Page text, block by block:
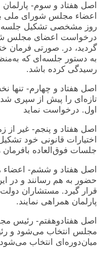
اصل هفتاد و سوم-
اعضاء مجلس شورای ملی
روز مشخصی تشکیل جلسه
درخواست اعضای مجلس
گردید، در. صورتی فرمان
به دستور جلسه‌ای که
رسیدگی کرده باشد.
اصل هفتاد و چهارم- تنها
تازه‌ای را پیش از سپری
اول. درخواست نماید
اصل هفتاد و پنجم- غیر از
اختیارات قانونی خود
جلسات فوق‌العاده
اصل هفتاد و ششم- اعضاء
حضور به هم رسانند و در
قرار گیرد. مستشاران
پارلمان همراهی نمایند.
اصل هفتادوهفتم- رئیس
مجلس انتخاب می‌شود و
میان‌دوره‌ای انتخاب